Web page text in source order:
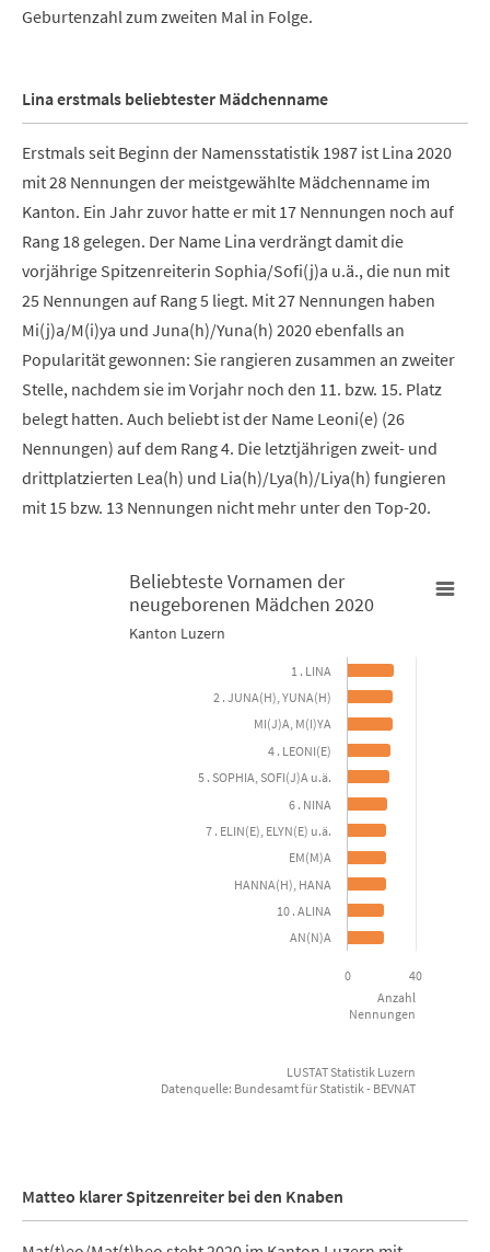
Geburtenzahl zum zweiten Mal in Folge.
Lina erstmals beliebtester Mädchenname
Erstmals seit Beginn der Namensstatistik 1987 ist Lina 2020
mit 28 Nennungen der meistgewählte Mädchenname im
Kanton. Ein Jahr zuvor hatte er mit 17 Nennungen noch auf
Rang 18 gelegen. Der Name Lina verdrängt damit die
vorjährige Spitzenreiterin Sophia/Sofi(j)a u.ä., die nun mit
25 Nennungen auf Rang 5 liegt. Mit 27 Nennungen haben
Mi(j)a/M(i)ya und Juna(h)/Yuna(h) 2020 ebenfalls an
Popularität gewonnen: Sie rangieren zusammen an zweiter
Stelle, nachdem sie im Vorjahr noch den 11. bzw. 15. Platz
belegt hatten. Auch beliebt ist der Name Leoni(e) (26
Nennungen) auf dem Rang 4. Die letztjährigen zweit- und
drittplatzierten Lea(h) und Lia(h)/Lya(h)/Liya(h) fungieren
mit 15 bzw. 13 Nennungen nicht mehr unter den Top-20.
Beliebteste Vornamen der neugeborenen Mädchen 2020
View as data table, Beliebteste Vornamen der
The chart has 1 X axis displaying categories.
The chart has 1 Y axis displaying Anzahl Nennungen. Data
Anzahl
Nennungen
Beliebteste Vornamen der
neugeborenen Mädchen 2020
Kanton Luzern
0 40
AN(N)A
10 . ALINA
HANNA(H), HANA
EM(M)A
7 . ELIN(E), ELYN(E) u.ä.
6 . NINA
5 . SOPHIA, SOFI(J)A u.ä.
4 . LEONI(E)
MI(J)A, M(I)YA
2 . JUNA(H), YUNA(H)
1 . LINA
LUSTAT Statistik Luzern
Datenquelle: Bundesamt für Statistik - BEVNAT
Matteo klarer Spitzenreiter bei den Knaben